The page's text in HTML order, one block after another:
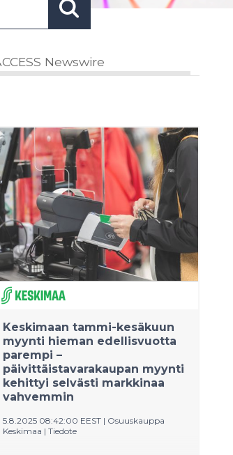
Newswire
Keskimaan tammi-kesäkuun
myynti hieman edellisvuotta
parempi –
päivittäistavarakaupan myynti
kehittyi selvästi markkinaa
vahvemmin
5.8.2025 08:42:00 EEST | Osuuskauppa
Keskimaa | Tiedote